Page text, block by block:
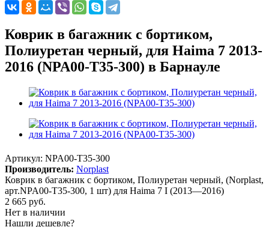
Коврик в багажник с бортиком,
Полиуретан черный, для Haima 7 2013-
2016 (NPA00-T35-300) в Барнауле
Артикул: NPA00-T35-300
Производитель: Norplast
Коврик в багажник с бортиком, Полиуретан черный, (Norplast,
арт.NPA00-T35-300, 1 шт) для Haima 7 I (2013—2016)
2 665 руб.
Нет в наличии
Нашли дешевле?